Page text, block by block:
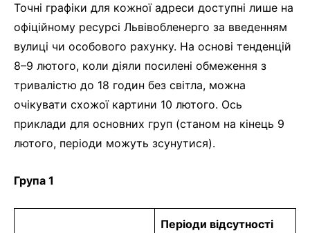
Точні графіки для кожної адреси доступні лише на
офіційному ресурсі Львівобленерго за введенням
вулиці чи особового рахунку. На основі тенденцій
8–9 лютого, коли діяли посилені обмеження з
тривалістю до 18 годин без світла, можна
очікувати схожої картини 10 лютого. Ось
приклади для основних груп (станом на кінець 9
лютого, періоди можуть зсунутися).
Група 1
Періоди відсутності